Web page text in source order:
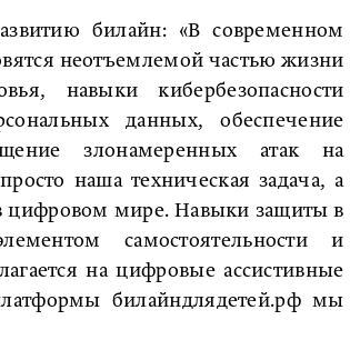
билайн: «В современном
неотъемлемой частью жизни
навыки кибербезопасности
данных, обеспечение
злонамеренных атак на
наша техническая задача, а
цифровом мире. Навыки защиты в
самостоятельности и
на цифровые ассистивные
билайндлядетей.рф мы